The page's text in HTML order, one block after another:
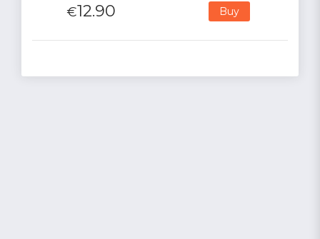
€12.90 Buy